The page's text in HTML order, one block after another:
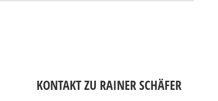
KONTAKT ZU RAINER SCHÄFER